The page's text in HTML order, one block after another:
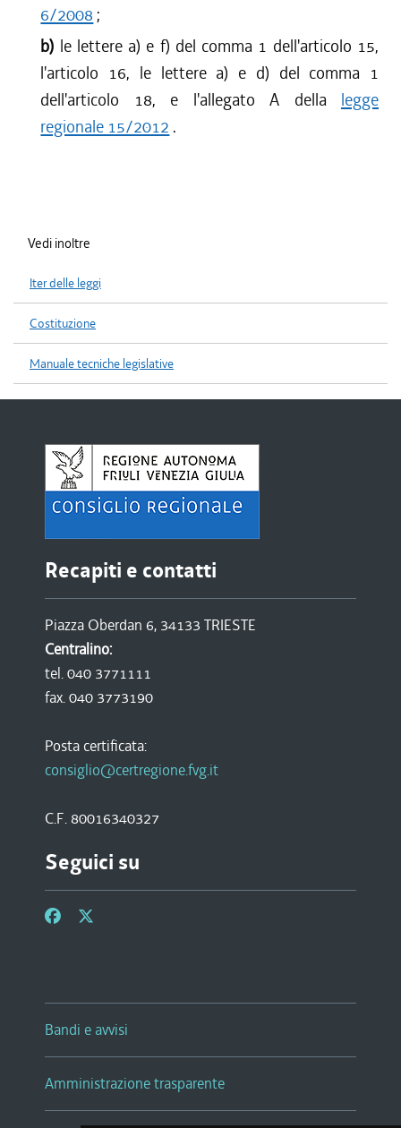
6/2008 ;
b) le lettere a) e f) del comma 1 dell'articolo 15,
l'articolo 16, le lettere a) e d) del comma 1
dell'articolo 18, e l'allegato A della legge
regionale 15/2012 .
Vedi inoltre
Iter delle leggi
Costituzione
Manuale tecniche legislative
Recapiti e contatti
Piazza Oberdan 6, 34133 TRIESTE
Centralino:
tel. 040 3771111
fax. 040 3773190
Posta certificata:
consiglio@certregione.fvg.it
C.F. 80016340327
Seguici su
Bandi e avvisi
Amministrazione trasparente